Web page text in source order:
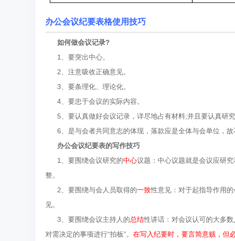
办公会议纪要表格使用技巧
如何做会议记录?
1、要突出中心。
2、注意吸收正确意见。
3、要条理化、理论化。
4、要忠于会议的实际内容。
5、要认真做好会议记录，详尽地占有材料;并且要认真研究
6、是与会者共同意志的体现，落款应是全体与会单位，故
办公会议纪要表的写作技巧
1、 要围绕会议研究的中心议题：中心议题就是会议应研
整。
2、 要围绕与会人员取得的一致性意见：对于起指导作用
见。
3、 要围绕会议主持人的总结性讲话：对会议认可的大多
对需决定的事项进行“拍板”。 在写入纪要时，要言简意赅，但